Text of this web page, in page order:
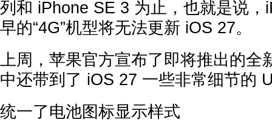
列和 iPhone SE 3 为止，也就是说，
早的“4G”机型将无法更新 iOS 27。
上周，苹果官方宣布了即将推出的全
中还带到了 iOS 27 一些非常细节的
统一了电池图标显示样式